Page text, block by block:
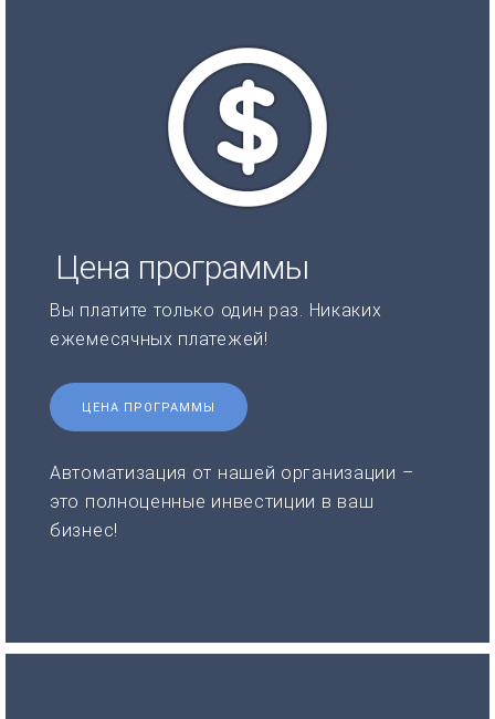
Цена программы
Вы платите только один раз. Никаких
ежемесячных платежей!
ЦЕНА ПРОГРАММЫ
Автоматизация от нашей организации –
это полноценные инвестиции в ваш
бизнес!